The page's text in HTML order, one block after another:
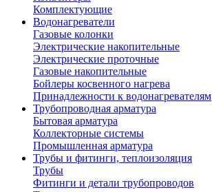
Комплектующие
Водонагреватели
Газовые колонки
Электрические накопительные
Электрические проточные
Газовые накопительные
Бойлеры косвенного нагрева
Принадлежности к водонагревателям
Трубопроводная арматура
Бытовая арматура
Коллекторные системы
Промышленная арматура
Трубы и фитинги, теплоизоляция
Трубы
Фитинги и детали трубопроводов